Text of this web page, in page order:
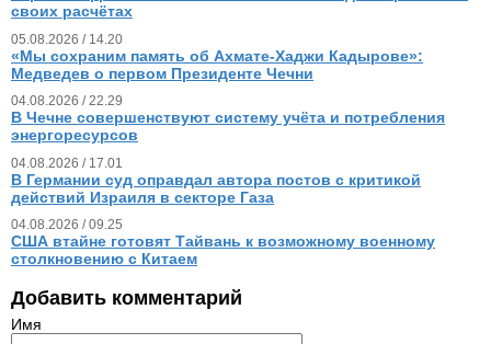
своих расчётах
05.08.2026 / 14.20
«Мы сохраним память об Ахмате-Хаджи Кадырове»:
Медведев о первом Президенте Чечни
04.08.2026 / 22.29
В Чечне совершенствуют систему учёта и потребления
энергоресурсов
04.08.2026 / 17.01
В Германии суд оправдал автора постов с критикой
действий Израиля в секторе Газа
04.08.2026 / 09.25
США втайне готовят Тайвань к возможному военному
столкновению с Китаем
Добавить комментарий
Имя